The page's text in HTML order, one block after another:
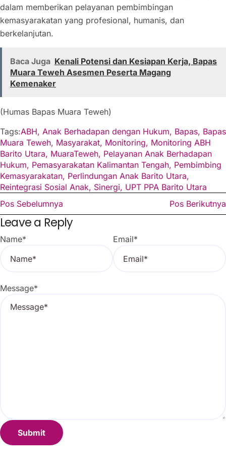
dalam memberikan pelayanan pembimbingan
kemasyarakatan yang profesional, humanis, dan
berkelanjutan.
Baca Juga Kenali Potensi dan Kesiapan Kerja, Bapas
Muara Teweh Asesmen Peserta Magang
Kemenaker
(Humas Bapas Muara Teweh)
Tags:ABH, Anak Berhadapan dengan Hukum, Bapas, Bapas
Muara Teweh, Masyarakat, Monitoring, Monitoring ABH
Barito Utara, MuaraTeweh, Pelayanan Anak Berhadapan
Hukum, Pemasyarakatan Kalimantan Tengah, Pembimbing
Kemasyarakatan, Perlindungan Anak Barito Utara,
Reintegrasi Sosial Anak, Sinergi, UPT PPA Barito Utara
Pos Sebelumnya
Pos Berikutnya
Leave a Reply
Message*
Name* Email*